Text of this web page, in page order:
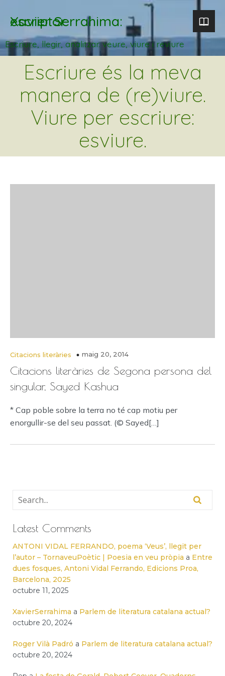
Xavier Serrahima: escriptor
Escriure, llegir, analitzar. veure, viure i reviure
Escriure és la meva
manera de (re)viure.
Viure per escriure:
esviure.
Citacions literàries maig 20, 2014
Citacions literàries de Segona persona del
singular, Sayed Kashua
* Cap poble sobre la terra no té cap motiu per
enorgullir-se del seu passat. (© Sayed[…]
Latest Comments
ANTONI VIDAL FERRANDO, poema ‘Veus’, llegit per
l’autor – TornaveuPoètic | Poesia en veu pròpia a Entre
dues fosques, Antoni Vidal Ferrando, Edicions Proa,
Barcelona, 2025
octubre 11, 2025
XavierSerrahima a Parlem de literatura catalana actual?
octubre 20, 2024
Roger Vilà Padró a Parlem de literatura catalana actual?
octubre 20, 2024